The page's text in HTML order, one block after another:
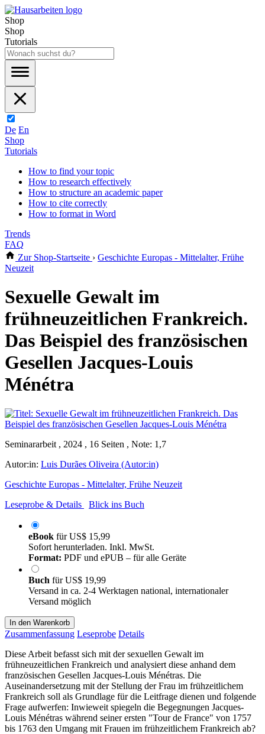
Shop
Shop
Tutorials
De En
Shop
Tutorials
How to find your topic
How to research effectively
How to structure an academic paper
How to cite correctly
How to format in Word
Trends
FAQ
Zur Shop-Startseite › Geschichte Europas - Mittelalter, Frühe
Neuzeit
Sexuelle Gewalt im
frühneuzeitlichen Frankreich.
Das Beispiel des französischen
Gesellen Jacques-Louis
Ménétra
Seminararbeit , 2024 , 16 Seiten , Note: 1,7
Autor:in: Luis Durães Oliveira (Autor:in)
Geschichte Europas - Mittelalter, Frühe Neuzeit
Leseprobe & Details
Blick ins Buch
eBook fürUS$ 15,99
Sofort herunterladen. Inkl. MwSt.
Format: PDF und ePUB – für alle Geräte
Buch fürUS$ 19,99
Versand in ca. 2-4 Werktagen national, internationaler
Versand möglich
In den Warenkorb
Zusammenfassung Leseprobe Details
Diese Arbeit befasst sich mit der sexuellen Gewalt im
frühneuzeitlichen Frankreich und analysiert diese anhand dem
französischen Gesellen Jacques-Louis Ménétras. Die
Auseinandersetzung mit der Stellung der Frau im frühzeitlichem
Frankreich soll als Grundlage für die Leitfrage dienen und folgende
Frage aufwerfen: Inwieweit spiegeln die Begegnungen Jacques-
Louis Ménétras während seiner ersten "Tour de France" von 1757
bis 1763 den Umgang mit Frauen im frühzeitlichem Frankreich ab?